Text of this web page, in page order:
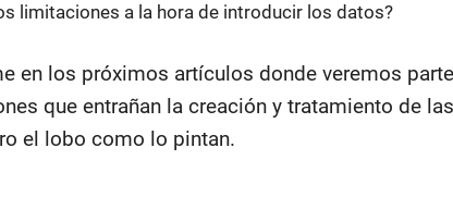
limitaciones a la hora de introducir los datos?
en los próximos artículos donde veremos
que entrañan la creación y tratamiento de
el lobo como lo pintan.